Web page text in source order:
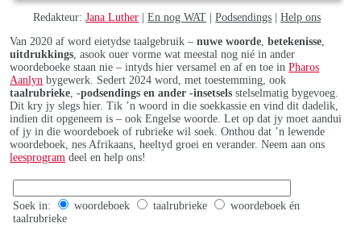
Redakteur:Jana Luther |En nog WAT |Podsendings |Help ons
Van 2020 af word eietydse taalgebruik –nuwe woorde ,betekenisse
uitdrukkings , asook ouer vorme wat meestal nog nié in ander
woordeboeke staan nie – intyds hier versamel en af en toe inPharos
Aanlyn bygewerk. Sedert 2024 word, met toestemming, ook
taalrubrieke ,-podsendings en ander -insetsels stelselmatig bygevoeg.
Dit kry jy slegs hier. Tik ’n woord in die soekkassie en vind dit dadelik,
indien dit opgeneem is – ook Engelse woorde. Let op dat jy moet aandui
of jy in die woordeboek of rubrieke wil soek. Onthou dat ’n lewende
woordeboek, nes Afrikaans, heeltyd groei en verander. Neem aan ons
leesprogram deel en help ons!
Soek in: woordeboek taalrubrieke
woordeboek én
taalrubrieke